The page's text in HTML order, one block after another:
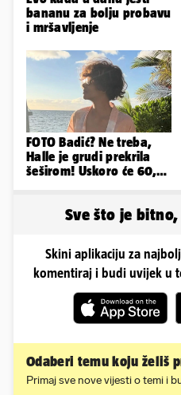
bananu za bolju probavu
i mršavljenje
FOTO Badić? Ne treba,
Halle je grudi prekrila
šeširom! Uskoro će 60,
Sve što je
Skini aplikaciju za
komentiraj i budi uvijek u
Odaberi temu koju želiš
Primaj sve nove vijesti o temi i